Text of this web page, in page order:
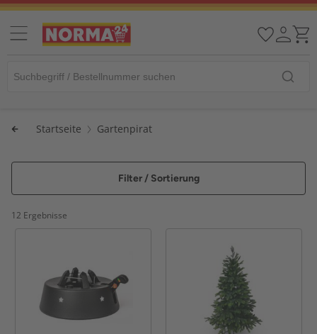
Startseite Gartenpirat
Filter / Sortierung
12 Ergebnisse